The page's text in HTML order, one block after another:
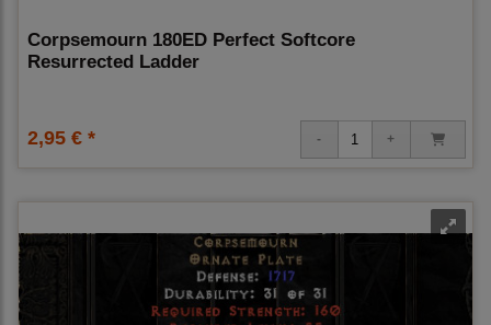
Corpsemourn 180ED Perfect Softcore
Resurrected Ladder
2,95 € *